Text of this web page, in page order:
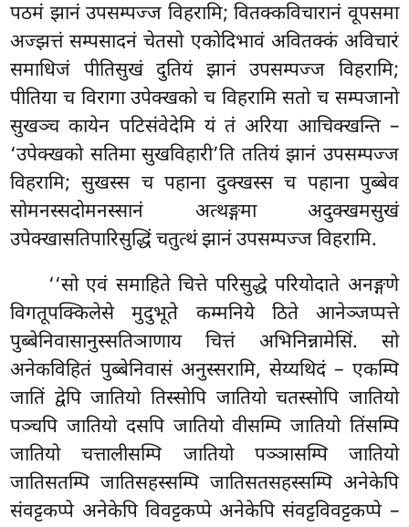
पठमं झानं उपसम्पज्ज विहरामि; वितक्कविचारानं वूपसमा
अज्झत्तं सम्पसादनं चेतसो एकोदिभावं अवितक्कं अविचारं
समाधिजं पीतिसुखं दुतियं झानं उपसम्पज्ज विहरामि;
पीतिया च विरागा उपेक्खको च विहरामि सतो च सम्पजानो
सुखञ्च कायेन पटिसंवेदेमि यं तं अरिया आचिक्खन्ति –
‘उपेक्खको सतिमा सुखविहारी’ति ततियं झानं उपसम्पज्ज
विहरामि; सुखस्स च पहाना दुक्खस्स च पहाना पुब्बेव
सोमनस्सदोमनस्सानं अत्थङ्गमा अदुक्खमसुखं
उपेक्खासतिपारिसुद्धिं चतुत्थं झानं उपसम्पज्ज विहरामि.
‘‘सो एवं समाहिते चित्ते परिसुद्धे परियोदाते अनङ्गणे
विगतूपक्किलेसे मुदुभूते कम्मनिये ठिते आनेञ्जप्पत्ते
पुब्बेनिवासानुस्सतिञाणाय चित्तं अभिनिन्नामेसिं. सो
अनेकविहितं पुब्बेनिवासं अनुस्सरामि, सेय्यथिदं – एकम्पि
जातिं द्वेपि जातियो तिस्सोपि जातियो चतस्सोपि जातियो
पञ्चपि जातियो दसपि जातियो वीसम्पि जातियो तिंसम्पि
जातियो चत्तालीसम्पि जातियो पञ्ञासम्पि जातियो
जातिसतम्पि जातिसहस्सम्पि जातिसतसहस्सम्पि अनेकेपि
संवट्टकप्पे अनेकेपि विवट्टकप्पे अनेकेपि संवट्टविवट्टकप्पे –